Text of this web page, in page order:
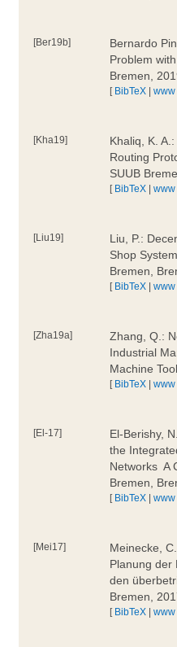
[Ber19b]
Bernardo
Problem
Bremen,
[ BibTeX |www
[Kha19]
Khaliq, K.
Routing
SUUB
[ BibTeX |www
[Liu19]
Liu, P.:
Shop
Bremen,
[ BibTeX |www
[Zha19a]
Zhang, Q.:
Industrial
Machine
[ BibTeX |www
[El-17]
El-Berishy,
the
Networks 
Bremen,
[ BibTeX |www
[Mei17]
Meinecke,
Planung der
den
Bremen,
[ BibTeX |www